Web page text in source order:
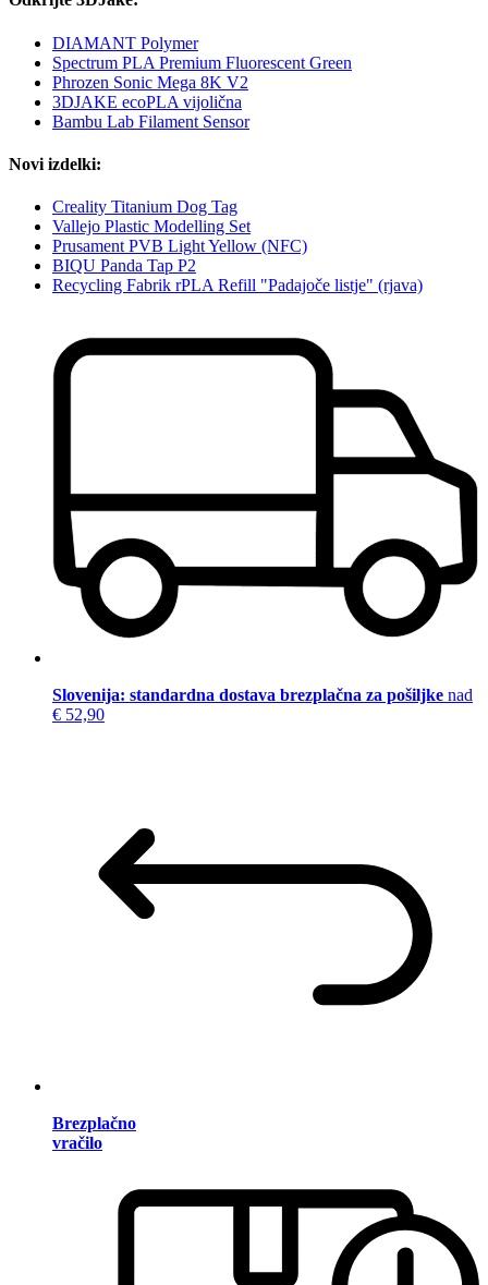
DIAMANT Polymer
Spectrum PLA Premium Fluorescent Green
Phrozen Sonic Mega 8K V2
3DJAKE ecoPLA vijolična
Bambu Lab Filament Sensor
Novi izdelki:
Creality Titanium Dog Tag
Vallejo Plastic Modelling Set
Prusament PVB Light Yellow (NFC)
BIQU Panda Tap P2
Recycling Fabrik rPLA Refill "Padajoče listje" (rjava)
Slovenija: standardna dostava brezplačna za pošiljke nad
€ 52,90
Brezplačno
vračilo